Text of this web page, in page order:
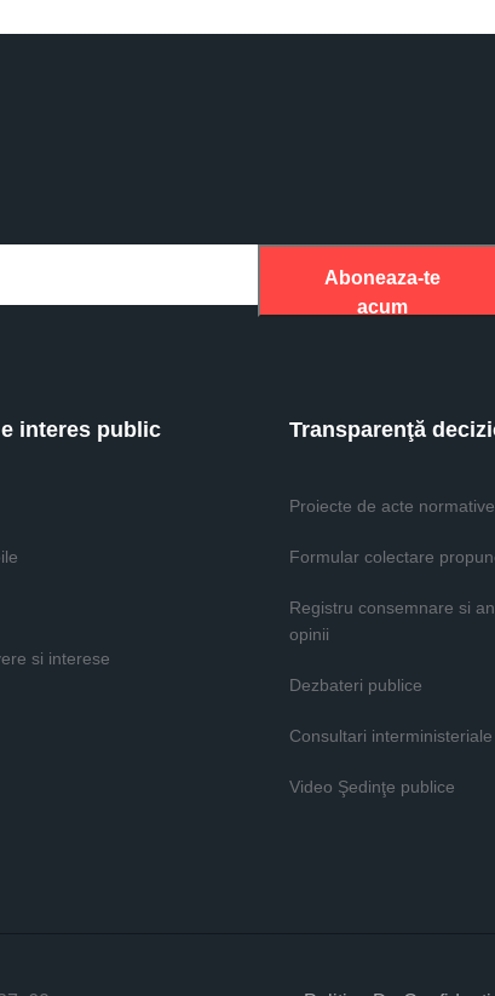
Aboneaza-te
acum
interes public
si interese
Transparenţă
Proiecte de acte normative
Formular colectare
Registru consemnare si
opinii
Dezbateri publice
Consultari interministeriale
Video Şedinţe publice